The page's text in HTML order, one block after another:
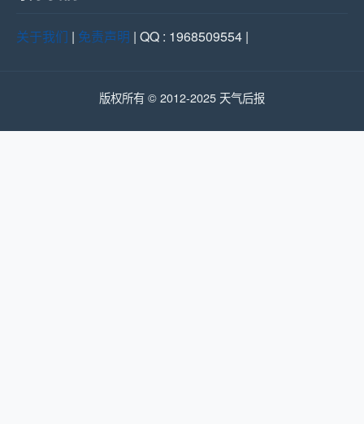
关于我们 | 免责声明 | QQ : 1968509554 |
版权所有 © 2012-2025 天气后报